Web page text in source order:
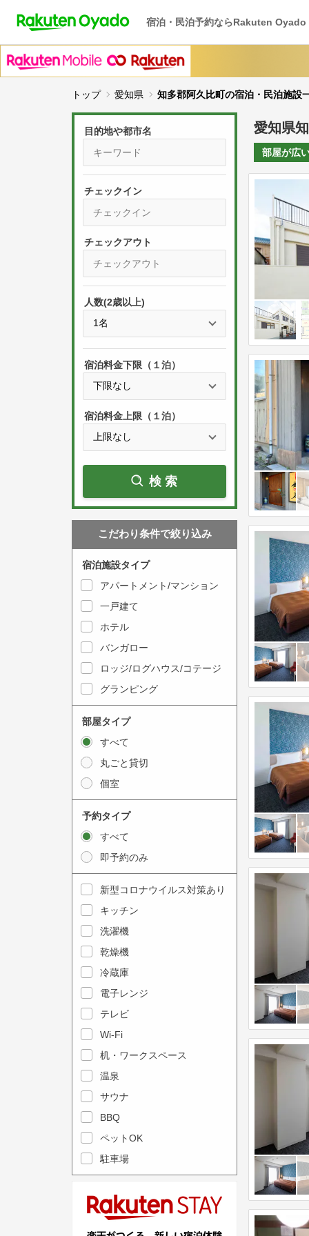
宿泊・民泊予約ならRakuten Oyado
トップ 愛知県 知多郡阿久比町の宿泊・民泊施設
目的地や都市名
チェックイン
r
s
s
e
w
a
r
w
e
t
o
t
e
a
c
t
w
i
t
h
c
a
l
n
d
a
r
a
n
s
e
l
c
P
r
s
t
e
w
a
r
w
k
t
o
n
t
e
r
a
c
w
i
t
h
t
h
c
a
l
e
n
d
r
a
n
s
e
e
人数(2歳以上)
宿泊料金下限（１泊）
宿泊料金上限（１泊）
検索
こだわり条件で絞り込み
宿泊施設タイプ
アパートメント/マンション
一戸建て
ホテル
バンガロー
ロッジ/ログハウス/コテージ
グランピング
部屋タイプ
すべて
丸ごと貸切
個室
予約タイプ
すべて
即予約のみ
新型コロナウイルス対策あり
キッチン
洗濯機
乾燥機
冷蔵庫
電子レンジ
テレビ
Wi-Fi
机・ワークスペース
温泉
サウナ
BBQ
ペットOK
駐車場
愛知県
部屋が広